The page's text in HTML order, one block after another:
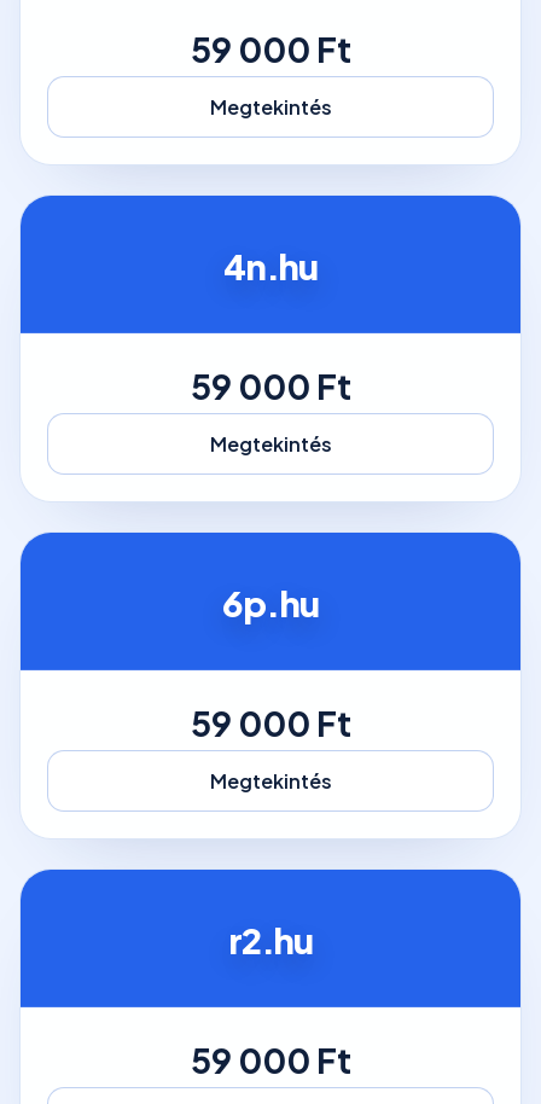
59 000 Ft
Megtekintés
4n.hu
59 000 Ft
Megtekintés
6p.hu
59 000 Ft
Megtekintés
r2.hu
59 000 Ft